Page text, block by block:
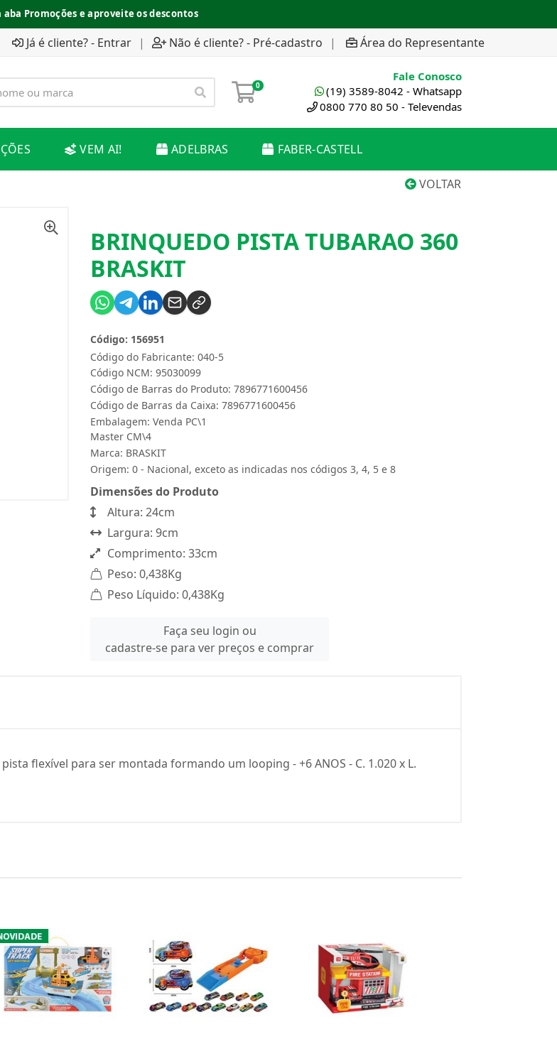
aba Promoções e aproveite os descontos
Já é cliente? - Entrar | Não é cliente? - Pré-cadastro | Área do Representante
0
Fale Conosco
(19) 3589-8042 - Whatsapp
0800 770 80 50 - Televendas
VEM AI! ADELBRAS FABER-CASTELL
VOLTAR
BRINQUEDO PISTA TUBARAO 360
BRASKIT
Código do Fabricante: 040-5
Código: 156951
Código NCM: 95030099
Código de Barras do Produto: 7896771600456
Código de Barras da Caixa: 7896771600456
Embalagem: Venda PC\1
Master CM\4
Marca: BRASKIT
Origem: 0 - Nacional, exceto as indicadas nos códigos 3, 4, 5 e 8
Dimensões do Produto
Altura: 24cm
Largura: 9cm
Comprimento: 33cm
Peso: 0,438Kg
Peso Líquido: 0,438Kg
Faça seu login ou
cadastre-se para ver preços e comprar
flexível para ser montada formando um looping - +6 ANOS - C. 1.020 x L.